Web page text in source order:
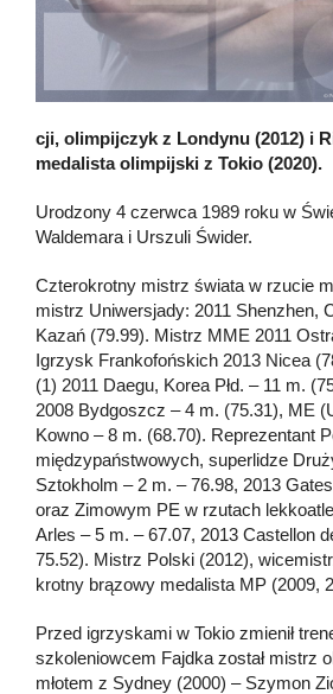
cji, olimpijczyk z Londynu (2012) i
medalista olimpijski z Tokio (2020).
Urodzony 4 czerwca 1989 roku w
Waldemara i Urszuli Świder.
Czterokrotny mistrz świata w rzucie
mistrz Uniwersjady: 2011 Shenzhen,
Kazań (79.99). Mistrz MME 2011
Igrzysk Frankofońskich 2013 Nicea
(1) 2011 Daegu, Korea Płd. – 11 m.
2008 Bydgoszcz – 4 m. (75.31), ME
Kowno – 8 m. (68.70). Reprezentant
międzypaństwowych, superlidze
Sztokholm – 2 m. – 76.98, 2013
oraz Zimowym PE w rzutach
Arles – 5 m. – 67.07, 2013 Castellon
75.52). Mistrz Polski (2012),
krotny brązowy medalista MP (2009,
Przed igrzyskami w Tokio zmienił
szkoleniowcem Fajdka został mistrz
młotem z Sydney (2000) – Szymon